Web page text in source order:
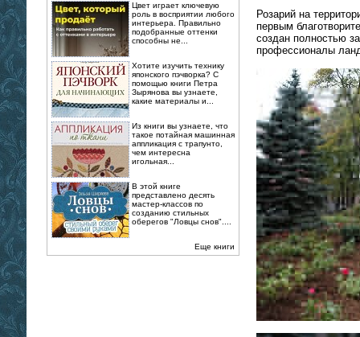
Цвет играет ключевую
роль в восприятии любого
интерьера. Правильно
подобранные оттенки
способны не...
Хотите изучить технику
японского пэчворка? С
помощью книги Петра
Зырянова вы узнаете,
какие материалы и...
Из книги вы узнаете, что
такое потайная машинная
аппликация с трапунто,
чем интересна
игольная...
В этой книге
представлено десять
мастер-классов по
созданию стильных
оберегов "Ловцы снов"....
Еще книги
Розарий на
первым
создан полностью
профессионалы